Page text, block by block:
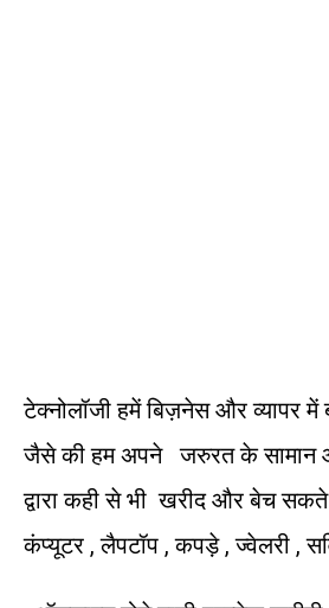
टेक्नोलॉजी हमें बिज़नेस और व्यापर
जैसे की हम अपने जरुरत के सामान
द्वारा कही से भी खरीद और बेच
कंप्यूटर , लैपटॉप , कपड़े , ज्वेलरी ,